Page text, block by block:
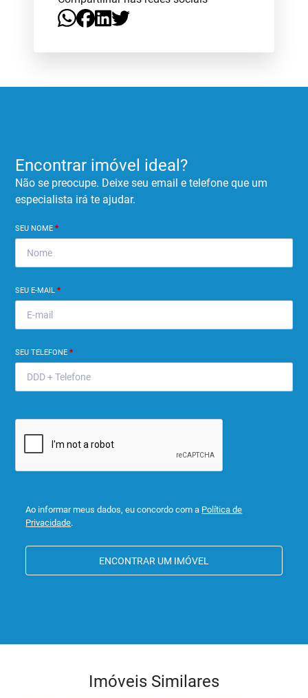
Encontrar imóvel ideal?
Não se preocupe. Deixe seu email e telefone que um
especialista irá te ajudar.
SEU NOME*
SEU E-MAIL*
SEU TELEFONE*
Ao informar meus dados, eu concordo com a Política de
Privacidade.
ENCONTRAR UM IMÓVEL
Imóveis Similares